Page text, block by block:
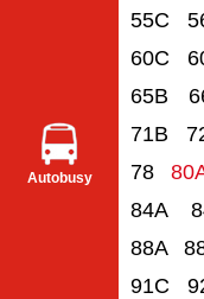
Autobusy
55C
60C
65B
71B
78
84A
88A
91C